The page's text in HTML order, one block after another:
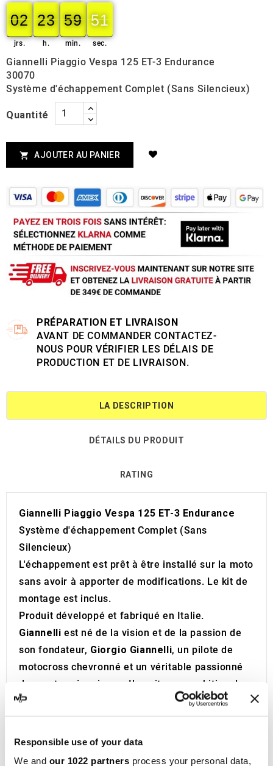
Responsible use of your data
We and our 1022 partners process your personal data,
02
02
00
jrs.
23
23
00
h.
59
59
00
min.
50
50
51
sec.
Giannelli Piaggio Vespa 125 ET-3 Endurance
30070
Système d'échappement Complet (Sans Silencieux)
Quantité
 AJOUTER AU PANIER
PRÉPARATION ET LIVRAISON
AVANT DE COMMANDER CONTACTEZ-
NOUS POUR VÉRIFIER LES DÉLAIS DE
PRODUCTION ET DE LIVRAISON.
LA DESCRIPTION
DÉTAILS DU PRODUIT
RATING
Giannelli Piaggio Vespa 125 ET-3 Endurance
Système d'échappement Complet (Sans
Silencieux)
L'échappement est prêt à être installé sur la moto
sans avoir à apporter de modifications. Le kit de
montage est inclus.
Produit développé et fabriqué en Italie.
Giannelli est né de la vision et de la passion de
son fondateur, Giorgio Giannelli, un pilote de
motocross chevronné et un véritable passionné
de sports mécaniques. Il avait pour ambition de
créer une entreprise spécialisée dans la
fabrication d'échappements de compétition